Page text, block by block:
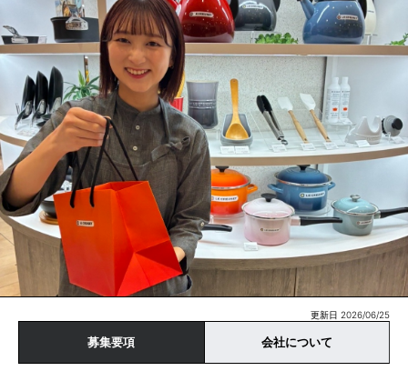
更新日 2026/06/25
募集要項 会社について